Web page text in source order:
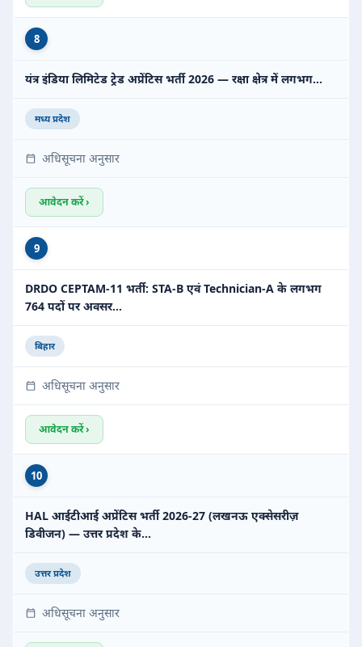
8
यंत्र इंडिया लिमिटेड ट्रेड अप्रेंटिस भर्ती 2026 — रक्षा क्षेत्र में लगभग…
मध्य प्रदेश
अधिसूचना अनुसार
आवेदन करें ›
9
DRDO CEPTAM-11 भर्ती: STA-B एवं Technician-A के लगभग
764 पदों पर अवसर…
बिहार
अधिसूचना अनुसार
आवेदन करें ›
10
HAL आईटीआई अप्रेंटिस भर्ती 2026-27 (लखनऊ एक्सेसरीज़
डिवीजन) — उत्तर प्रदेश के…
उत्तर प्रदेश
अधिसूचना अनुसार